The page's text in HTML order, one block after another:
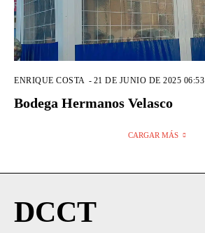
ENRIQUE COSTA - 21 DE JUNIO DE 2025 06:53
Bodega Hermanos Velasco
CARGAR MÁS
DCCT